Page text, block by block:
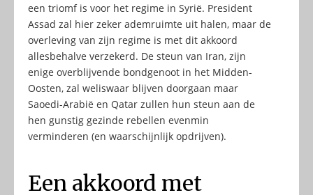
een triomf is voor het regime in Syrië. President
Assad zal hier zeker ademruimte uit halen, maar de
overleving van zijn regime is met dit akkoord
allesbehalve verzekerd. De steun van Iran, zijn
enige overblijvende bondgenoot in het Midden-
Oosten, zal weliswaar blijven doorgaan maar
Saoedi-Arabië en Qatar zullen hun steun aan de
hen gunstig gezinde rebellen evenmin
verminderen (en waarschijnlijk opdrijven).
Een akkoord met